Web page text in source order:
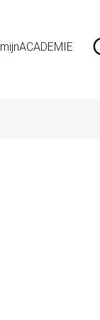
mijnACADEMIE